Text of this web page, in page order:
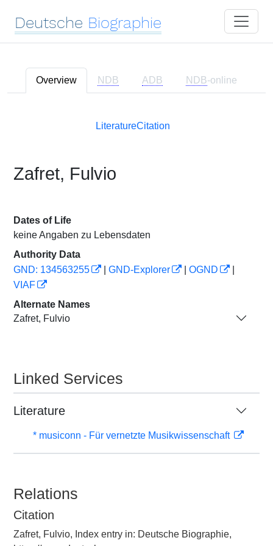
Deutsche Biographie
Overview NDB ADB NDB-online
LiteratureCitation
Zafret, Fulvio
Dates of Life
keine Angaben zu Lebensdaten
Authority Data
GND: 134563255
GND-Explorer OGND
VIAF
Alternate Names
Zafret, Fulvio
Linked Services
Literature
* musiconn - Für vernetzte Musikwissenschaft
Relations
Citation
Zafret, Fulvio, Index entry in: Deutsche Biographie,